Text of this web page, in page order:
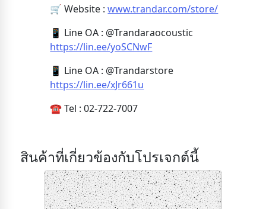
🛒 Website :www.trandar.com/store/
📱 Line OA : @Trandaraocoustic
https://lin.ee/yoSCNwF
📱 Line OA : @Trandarstore
https://lin.ee/xJr661u
☎️ Tel : 02-722-7007
สินค้าที่เกี่ยวข้องกับโปรเจกต์นี้